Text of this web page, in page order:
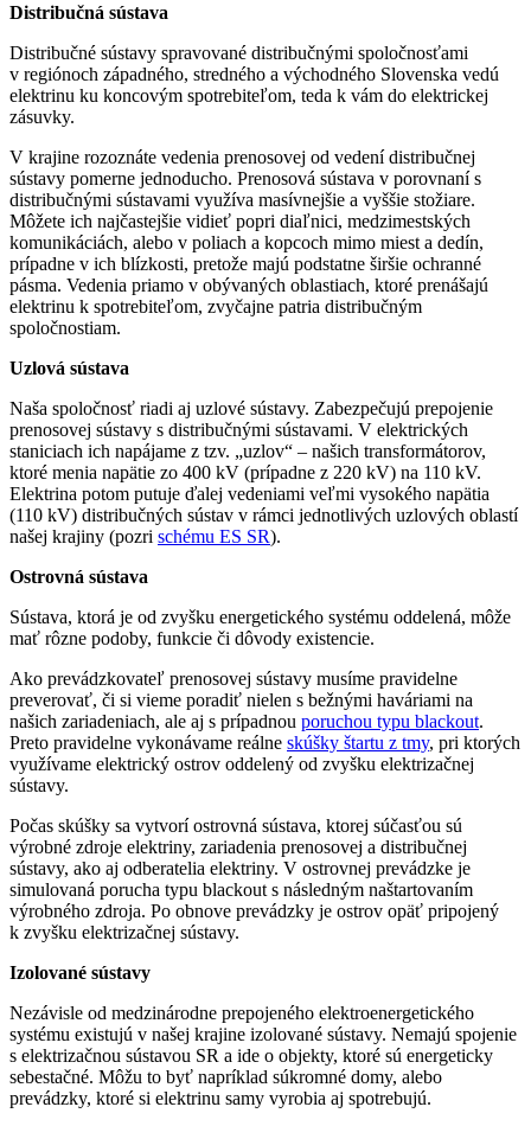
Distribučná sústava
Distribučné sústavy spravované distribučnými spoločnosťami
v regiónoch západného, stredného a východného Slovenska vedú
elektrinu ku koncovým spotrebiteľom, teda k vám do elektrickej
zásuvky.
V krajine rozoznáte vedenia prenosovej od vedení distribučnej
sústavy pomerne jednoducho. Prenosová sústava v porovnaní s
distribučnými sústavami využíva masívnejšie a vyššie stožiare.
Môžete ich najčastejšie vidieť popri diaľnici, medzimestských
komunikáciách, alebo v poliach a kopcoch mimo miest a dedín,
prípadne v ich blízkosti, pretože majú podstatne širšie ochranné
pásma. Vedenia priamo v obývaných oblastiach, ktoré prenášajú
elektrinu k spotrebiteľom, zvyčajne patria distribučným
spoločnostiam.
Uzlová sústava
Naša spoločnosť riadi aj uzlové sústavy. Zabezpečujú prepojenie
prenosovej sústavy s distribučnými sústavami. V elektrických
staniciach ich napájame z tzv. „uzlov“ – našich transformátorov,
ktoré menia napätie zo 400 kV (prípadne z 220 kV) na 110 kV.
Elektrina potom putuje ďalej vedeniami veľmi vysokého napätia
(110 kV) distribučných sústav v rámci jednotlivých uzlových oblastí
našej krajiny (pozri schému ES SR).
Ostrovná sústava
Sústava, ktorá je od zvyšku energetického systému oddelená, môže
mať rôzne podoby, funkcie či dôvody existencie.
Ako prevádzkovateľ prenosovej sústavy musíme pravidelne
preverovať, či si vieme poradiť nielen s bežnými haváriami na
našich zariadeniach, ale aj s prípadnou poruchou typu blackout.
Preto pravidelne vykonávame reálne skúšky štartu z tmy, pri ktorých
využívame elektrický ostrov oddelený od zvyšku elektrizačnej
sústavy.
Počas skúšky sa vytvorí ostrovná sústava, ktorej súčasťou sú
výrobné zdroje elektriny, zariadenia prenosovej a distribučnej
sústavy, ako aj odberatelia elektriny. V ostrovnej prevádzke je
simulovaná porucha typu blackout s následným naštartovaním
výrobného zdroja. Po obnove prevádzky je ostrov opäť pripojený
k zvyšku elektrizačnej sústavy.
Izolované sústavy
Nezávisle od medzinárodne prepojeného elektroenergetického
systému existujú v našej krajine izolované sústavy. Nemajú spojenie
s elektrizačnou sústavou SR a ide o objekty, ktoré sú energeticky
sebestačné. Môžu to byť napríklad súkromné domy, alebo
prevádzky, ktoré si elektrinu samy vyrobia aj spotrebujú.